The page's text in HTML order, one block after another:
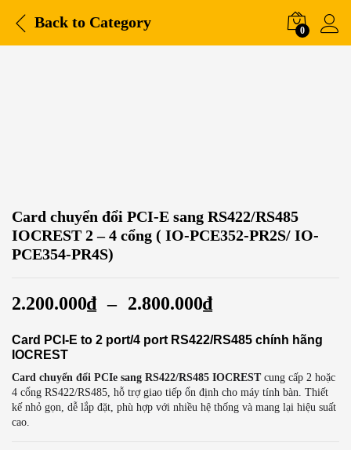
Back to Category 0
Card chuyển đổi PCI-E sang RS422/RS485
IOCREST 2 – 4 cổng ( IO-PCE352-PR2S/ IO-
PCE354-PR4S)
2.200.000₫ – 2.800.000₫
Card PCI-E to 2 port/4 port RS422/RS485 chính hãng
IOCREST
Card chuyển đổi PCIe sang RS422/RS485 IOCRESTcung cấp 2 hoặc
4 cổng RS422/RS485, hỗ trợ giao tiếp ổn định cho máy tính bàn. Thiết
kế nhỏ gọn, dễ lắp đặt, phù hợp với nhiều hệ thống và mang lại hiệu suất
cao.